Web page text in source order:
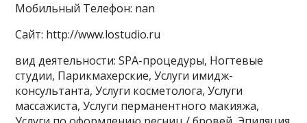
Мобильный Телефон: nan
Сайт: http://www.lostudio.ru
вид деятельности: SPA-процедуры, Ногтевые
студии, Парикмахерские, Услуги имидж-
консультанта, Услуги косметолога, Услуги
массажиста, Услуги перманентного макияжа,